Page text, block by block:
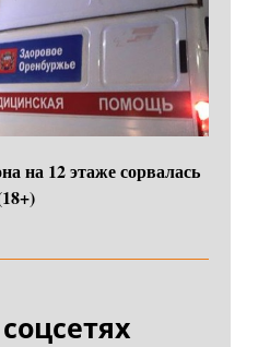
на 12 этаже сорвалась